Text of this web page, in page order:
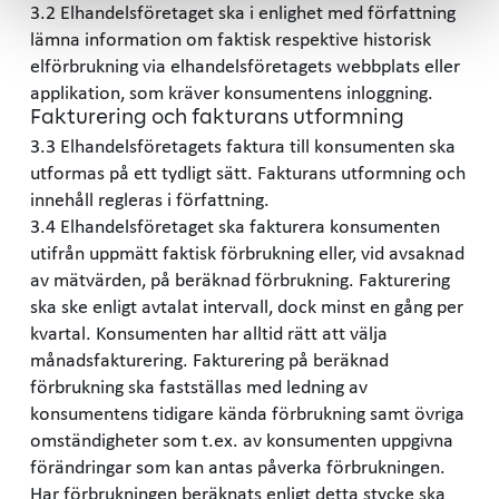
3.2 Elhandelsföretaget ska i enlighet med författning
lämna information om faktisk respektive historisk
elförbrukning via elhandelsföretagets webbplats eller
applikation, som kräver konsumentens inloggning.
Fakturering och fakturans utformning
3.3 Elhandelsföretagets faktura till konsumenten ska
utformas på ett tydligt sätt. Fakturans utformning och
innehåll regleras i författning.
3.4 Elhandelsföretaget ska fakturera konsumenten
utifrån uppmätt faktisk förbrukning eller, vid avsaknad
av mätvärden, på beräknad förbrukning. Fakturering
ska ske enligt avtalat intervall, dock minst en gång per
kvartal. Konsumenten har alltid rätt att välja
månadsfakturering. Fakturering på beräknad
förbrukning ska fastställas med ledning av
konsumentens tidigare kända förbrukning samt övriga
omständigheter som t.ex. av konsumenten uppgivna
förändringar som kan antas påverka förbrukningen.
Har förbrukningen beräknats enligt detta stycke ska